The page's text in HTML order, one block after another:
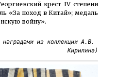
крест IV степени
«За поход в Китай»; медаль
войну».
наградами из коллекции А.В.
Кирилина)